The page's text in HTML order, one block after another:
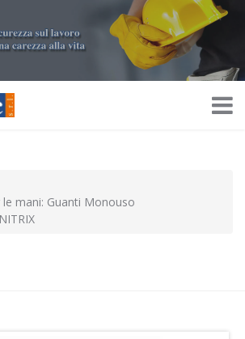
mani: Guanti Monouso